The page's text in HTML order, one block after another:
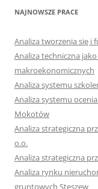
NAJNOWSZE PRACE
Analiza tworzenia się i
Analiza techniczna
makroekonomicznych
Analiza systemu
Analiza systemu
Mokotów
Analiza strategiczna
o.o.
Analiza strategiczna
Analiza rynku
gruntowych Stęszew